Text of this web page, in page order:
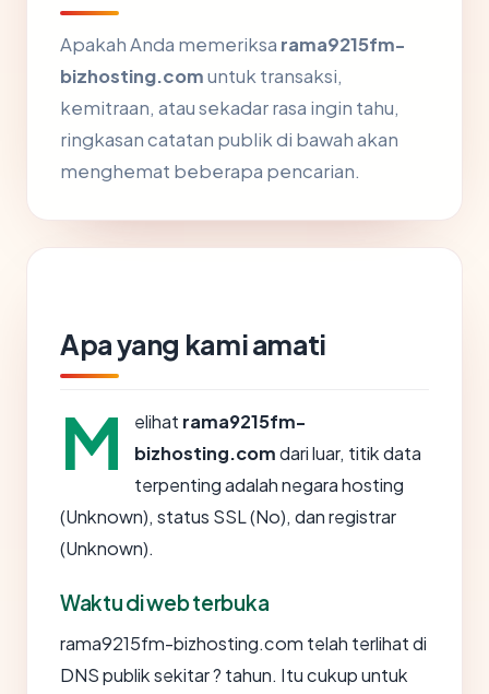
Apakah Anda memeriksa rama9215fm-
bizhosting.comuntuk transaksi,
kemitraan, atau sekadar rasa ingin tahu,
ringkasan catatan publik di bawah akan
menghemat beberapa pencarian.
Apa yang kami amati
M elihat rama9215fm-
bizhosting.comdari luar, titik data
terpenting adalah negara hosting
(Unknown), status SSL (No), dan registrar
(Unknown).
Waktu di web terbuka
rama9215fm-bizhosting.com telah terlihat di
DNS publik sekitar ? tahun. Itu cukup untuk